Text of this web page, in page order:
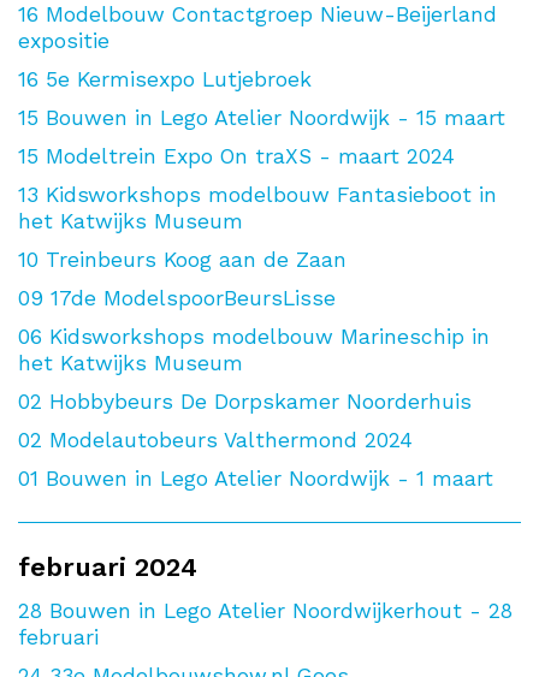
16 Modelbouw Contactgroep Nieuw-Beijerland
expositie
16 5e Kermisexpo Lutjebroek
15 Bouwen in Lego Atelier Noordwijk - 15 maart
15 Modeltrein Expo On traXS - maart 2024
13 Kidsworkshops modelbouw Fantasieboot in
het Katwijks Museum
10 Treinbeurs Koog aan de Zaan
09 17de ModelspoorBeursLisse
06 Kidsworkshops modelbouw Marineschip in
het Katwijks Museum
02 Hobbybeurs De Dorpskamer Noorderhuis
02 Modelautobeurs Valthermond 2024
01 Bouwen in Lego Atelier Noordwijk - 1 maart
februari 2024
28 Bouwen in Lego Atelier Noordwijkerhout - 28
februari